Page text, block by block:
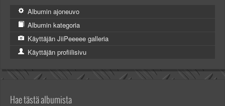
Paidat ja vaatteet
Suunnittele oma paita
Mainostus
Palaute
Kevytversio
Albumin ajoneuvo
Albumin kategoria
Käyttäjän JiiPeeeee galleria
Käyttäjän profiilisivu
Hae tästä albumista